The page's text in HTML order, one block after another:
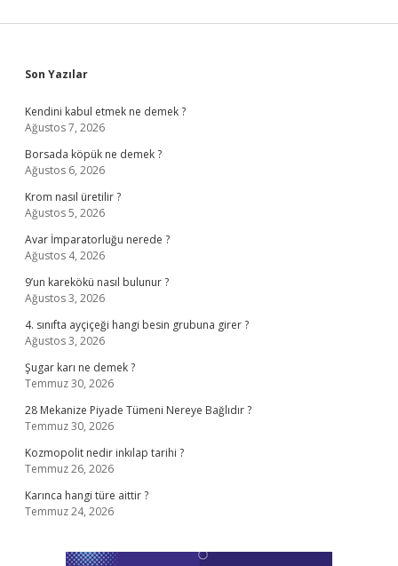
Sidebar
Son Yazılar
Kendini kabul etmek ne demek ?
Ağustos 7, 2026
Borsada köpük ne demek ?
Ağustos 6, 2026
Krom nasıl üretilir ?
Ağustos 5, 2026
Avar İmparatorluğu nerede ?
Ağustos 4, 2026
9’un karekökü nasıl bulunur ?
Ağustos 3, 2026
4. sınıfta ayçiçeği hangi besin grubuna girer ?
Ağustos 3, 2026
Şugar karı ne demek ?
Temmuz 30, 2026
28 Mekanize Piyade Tümeni Nereye Bağlıdır ?
Temmuz 30, 2026
Kozmopolit nedir inkılap tarihi ?
Temmuz 26, 2026
Karınca hangi türe aittir ?
Temmuz 24, 2026